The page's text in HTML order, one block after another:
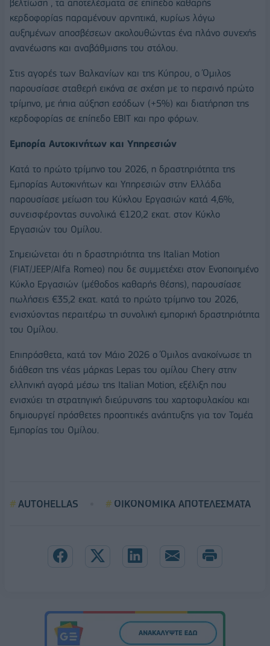
βελτίωση , τα αποτελέσματα σε επίπεδο καθαρής
κερδοφορίας παραμένουν αρνητικά, κυρίως λόγω
αυξημένων αποσβέσεων ακολουθώντας ένα πλάνο συνεχής
ανανέωσης και αναβάθμισης του στόλου.
Στις αγορές των Βαλκανίων και της Κύπρου, ο Όμιλος
παρουσίασε σταθερή εικόνα σε σχέση με το περσινό πρώτο
τρίμηνο, με ήπια αύξηση εσόδων (+5%) και διατήρηση της
κερδοφορίας σε επίπεδο EBIT και προ φόρων.
Εμπορία Αυτοκινήτων και Υπηρεσιών
Κατά το πρώτο τρίμηνο του 2026, η δραστηριότητα της
Εμπορίας Αυτοκινήτων και Υπηρεσιών στην Ελλάδα
παρουσίασε μείωση του Κύκλου Εργασιών κατά 4,6%,
συνεισφέροντας συνολικά €120,2 εκατ. στον Κύκλο
Εργασιών του Ομίλου.
Σημειώνεται ότι η δραστηριότητα της Italian Motion
(FIAT/JEEP/Alfa Romeo) που δε συμμετέχει στον Ενοποιημένο
Κύκλο Εργασιών (μέθοδος καθαρής θέσης), παρουσίασε
πωλήσεις €35,2 εκατ. κατά το πρώτο τρίμηνο του 2026,
ενισχύοντας περαιτέρω τη συνολική εμπορική δραστηριότητα
του Ομίλου.
Επιπρόσθετα, κατά τον Μάιο 2026 ο Όμιλος ανακοίνωσε τη
διάθεση της νέας μάρκας Lepas του ομίλου Chery στην
ελληνική αγορά μέσω της Italian Motion, εξέλιξη που
ενισχύει τη στρατηγική διεύρυνσης του χαρτοφυλακίου και
δημιουργεί πρόσθετες προοπτικές ανάπτυξης για τον Τομέα
Εμπορίας του Ομίλου.
AUTOHELLAS ΟΙΚΟΝΟΜΙΚΑ ΑΠΟΤΕΛΕΣΜΑΤΑ